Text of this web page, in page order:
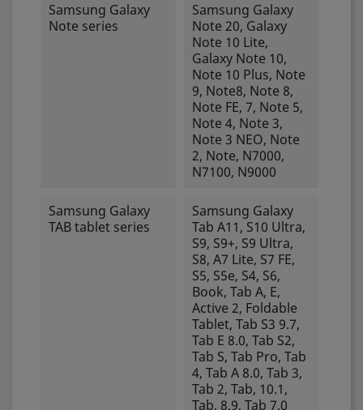
Samsung Galaxy
Note series
Samsung Galaxy
Note 20, Galaxy
Note 10 Lite,
Galaxy Note 10,
Note 10 Plus, Note
9, Note8, Note 8,
Note FE, 7, Note 5,
Note 4, Note 3,
Note 3 NEO, Note
2, Note, N7000,
N7100, N9000
Samsung Galaxy
TAB tablet series
Samsung Galaxy
Tab A11, S10 Ultra,
S9, S9+, S9 Ultra,
S8, A7 Lite, S7 FE,
S5, S5e, S4, S6,
Book, Tab A, E,
Active 2, Foldable
Tablet, Tab S3 9.7,
Tab E 8.0, Tab S2,
Tab S, Tab Pro, Tab
4, Tab A 8.0, Tab 3,
Tab 2, Tab, 10.1,
Tab, 8.9, Tab 7.0